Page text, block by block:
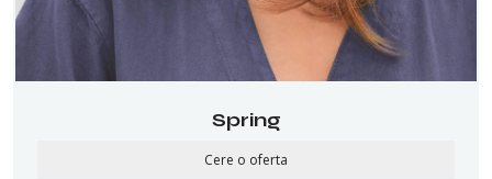
Spring
Cere o oferta